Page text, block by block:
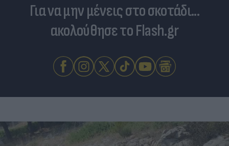
Για να μην μένεις στο σκοτάδι...
ακολούθησε το Flash.gr